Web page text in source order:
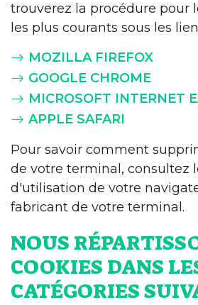
trouverez la procédure pour
les plus courants sous les
MOZILLA FIREFOX
GOOGLE CHROME
MICROSOFT INTERNET
APPLE SAFARI
Pour savoir comment
de votre terminal, consultez
d'utilisation de votre
fabricant de votre terminal.
NOUS
COOKIES DANS
CATÉGORIES